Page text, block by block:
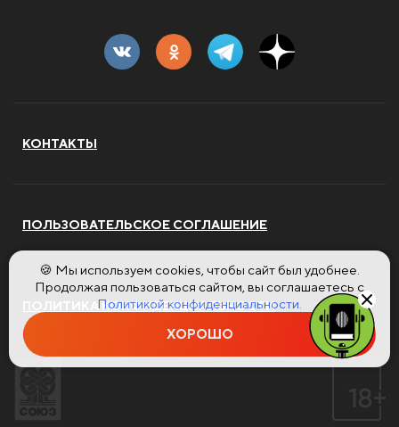
КОНТАКТЫ
ПОЛЬЗОВАТЕЛЬСКОЕ СОГЛАШЕНИЕ
ПОЛИТИКА КОНФИДЕНЦИАЛЬНОСТИ
🍪 Мы используем cookies, чтобы сайт был удобнее.
Продолжая пользоваться сайтом, вы соглашаетесь с
Политикой конфиденциальности.
ХОРОШО